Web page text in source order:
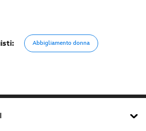
Abbigliamento donna